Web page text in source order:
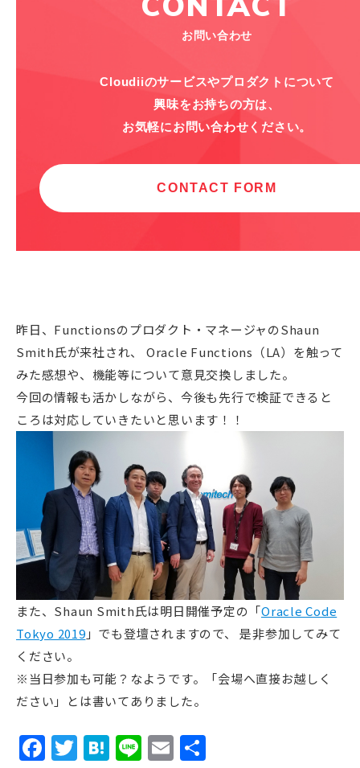
昨日、Functionsのプロダクト・マネージャのShaun
Smith氏が来社され、 Oracle Functions（LA）を触って
みた感想や、機能等について意見交換しました。
今回の情報も活かしながら、今後も先行で検証できると
ころは対応していきたいと思います！！
また、Shaun Smith氏は明日開催予定の「Oracle Code
Tokyo 2019 」でも登壇されますので、 是非参加してみて
ください。
※当日参加も可能？なようです。「会場へ直接お越しく
ださい」とは書いてありました。
Facebook
Twitter
Hatena
LineEmail